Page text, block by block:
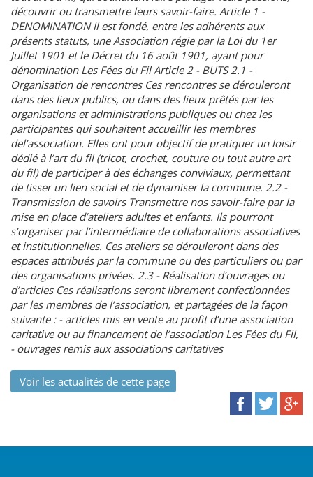
découvrir ou transmettre leurs savoir-faire. Article 1 -
DENOMINATION Il est fondé, entre les adhérents aux
présents statuts, une Association régie par la Loi du 1er
Juillet 1901 et le Décret du 16 août 1901, ayant pour
dénomination Les Fées du Fil Article 2 - BUTS 2.1 -
Organisation de rencontres Ces rencontres se dérouleront
dans des lieux publics, ou dans des lieux prêtés par les
organisations et administrations publiques ou chez les
participantes qui souhaitent accueillir les membres
del’association. Elles ont pour objectif de pratiquer un loisir
dédié à l’art du fil (tricot, crochet, couture ou tout autre art
du fil) de participer à des échanges conviviaux, permettant
de tisser un lien social et de dynamiser la commune. 2.2 -
Transmission de savoirs Transmettre nos savoir-faire par la
mise en place d’ateliers adultes et enfants. Ils pourront
s’organiser par l’intermédiaire de collaborations associatives
et institutionnelles. Ces ateliers se dérouleront dans des
espaces attribués par la commune ou des particuliers ou par
des organisations privées. 2.3 - Réalisation d’ouvrages ou
d’articles Ces réalisations seront librement confectionnées
par les membres de l’association, et partagées de la façon
suivante : - articles mis en vente au profit d’une association
caritative ou au financement de l’association Les Fées du Fil,
- ouvrages remis aux associations caritatives
Voir les actualités de cette page